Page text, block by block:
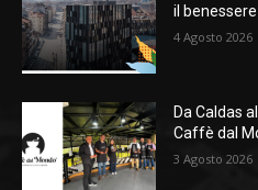
il
4 Agosto 2026
Da Caldas
Caffè dal
3 Agosto 2026